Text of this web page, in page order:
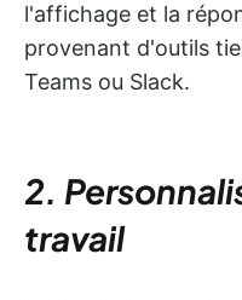
l'affichage et la
provenant d'outils
Teams ou Slack.
2.
travail